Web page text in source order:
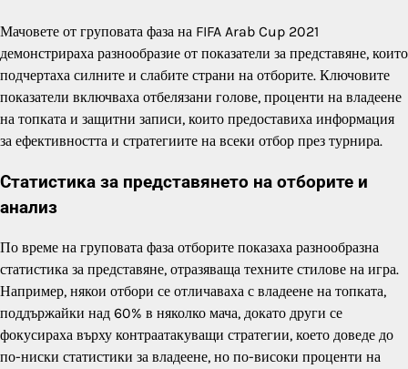
Мачовете от груповата фаза на FIFA Arab Cup 2021
демонстрираха разнообразие от показатели за представяне, които
подчертаха силните и слабите страни на отборите. Ключовите
показатели включваха отбелязани голове, проценти на владеене
на топката и защитни записи, които предоставиха информация
за ефективността и стратегиите на всеки отбор през турнира.
Статистика за представянето на отборите и
анализ
По време на груповата фаза отборите показаха разнообразна
статистика за представяне, отразяваща техните стилове на игра.
Например, някои отбори се отличаваха с владеене на топката,
поддържайки над 60% в няколко мача, докато други се
фокусираха върху контраатакуващи стратегии, което доведе до
по-ниски статистики за владеене, но по-високи проценти на